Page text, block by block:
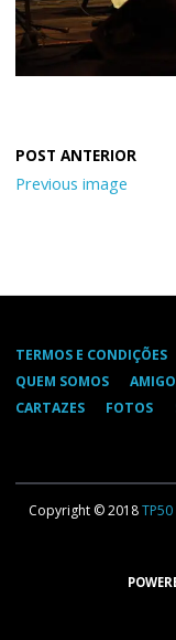
Previous image
TERMOS E CONDIÇÕES
QUEM SOMOS
CARTAZES
FOTOS
Copyright © 2018TP50